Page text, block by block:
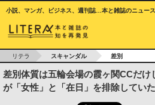
小説、マンガ、ビジネス、週刊誌…本と雑誌のニュー
リテラ スキャンダル 差別
差別体質は五輪会場の霞ヶ関CCだけ
が「女性」と「在日」を排除していた